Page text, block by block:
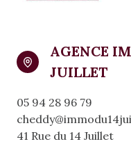
AGENCE
JUILLET
05 94 28 96 79
41 Rue du 14 Juillet